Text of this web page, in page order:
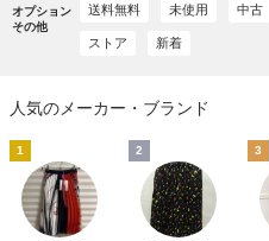
オプション
その他
送料無料 未使用 中古
ストア 新着
人気のメーカー・ブランド
1 2 3